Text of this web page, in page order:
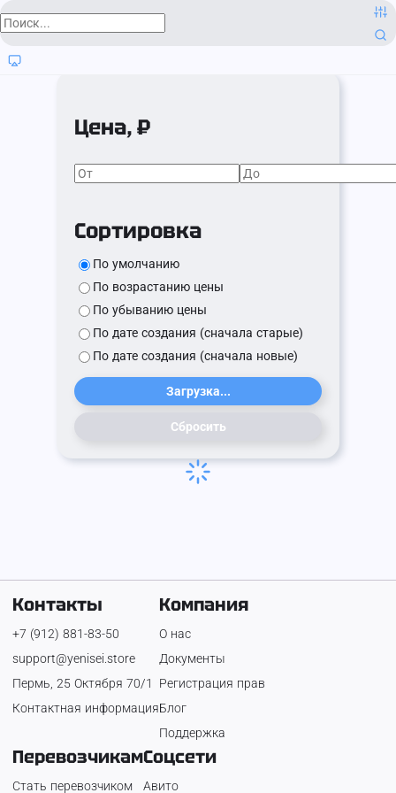
Цена, ₽
Сортировка
По умолчанию
По возрастанию цены
По убыванию цены
По дате создания (сначала старые)
По дате создания (сначала новые)
Загрузка...
Сбросить
Контакты
+7 (912) 881-83-50
support@yenisei.store
Пермь, 25 Октября 70/1
Контактная информация
Компания
О нас
Документы
Регистрация прав
Блог
Поддержка
Перевозчикам
Стать перевозчиком
Соцсети
Авито